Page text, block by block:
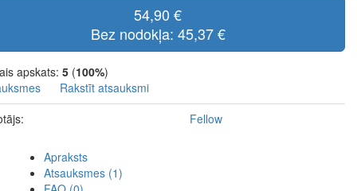
54,90 €
Bez nodokļa: 45,37 €
apskats: 5 (100%)
Rakstīt atsauksmi
Fellow
Apraksts
Atsauksmes (1)